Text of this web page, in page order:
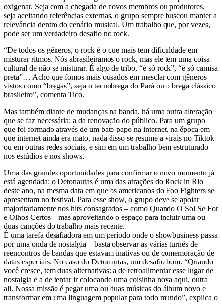
oxigenar. Seja com a chegada de novos membros ou produtores,
seja aceitando referências externas, o grupo sempre buscou manter a
relevância dentro do cenário musical. Um trabalho que, por vezes,
pode ser um verdadeiro desafio no rock.
“De todos os gêneros, o rock é o que mais tem dificuldade em
misturar ritmos. Nós abrasileiramos o rock, mas ele tem uma coisa
cultural de não se misturar. É algo de tribo, “é só rock”, “é só camisa
preta”… Acho que fomos mais ousados em mesclar com gêneros
vistos como “bregas”, seja o tecnobrega do Pará ou o brega clássico
brasileiro”, comenta Tico.
Mas também diante de mudanças na banda, há uma outra alteração
que se faz necessária: a da renovação do público. Para um grupo
que foi formado através de um bate-papo na internet, na época em
que internet ainda era mato, nada disso se resume a virais no Tiktok
ou em outras redes sociais, e sim em um trabalho bem estruturado
nos estúdios e nos shows.
Uma das grandes oportunidades para confirmar o novo momento já
está agendada: o Detonautas é uma das atrações do Rock in Rio
deste ano, na mesma data em que os americanos do Foo Fighters se
apresentam no festival. Para esse show, o grupo deve se apoiar
majoritariamente nos hits consagrados – como Quando O Sol Se For
e Olhos Certos – mas aproveitando o espaço para incluir uma ou
duas canções do trabalho mais recente.
É uma tarefa desafiadora em um período onde o showbusiness passa
por uma onda de nostalgia – basta observar as várias turnês de
reencontros de bandas que estavam inativas ou de comemoração de
datas especiais. No caso do Detonautas, um desafio bom. “Quando
você cresce, tem duas alternativas: a de retroalimentar esse lugar de
nostalgia e a de tentar ir colocando uma coisinha nova aqui, outra
ali. Nossa missão é pegar uma ou duas músicas do álbum novo e
transformar em uma linguagem popular para todo mundo”, explica o